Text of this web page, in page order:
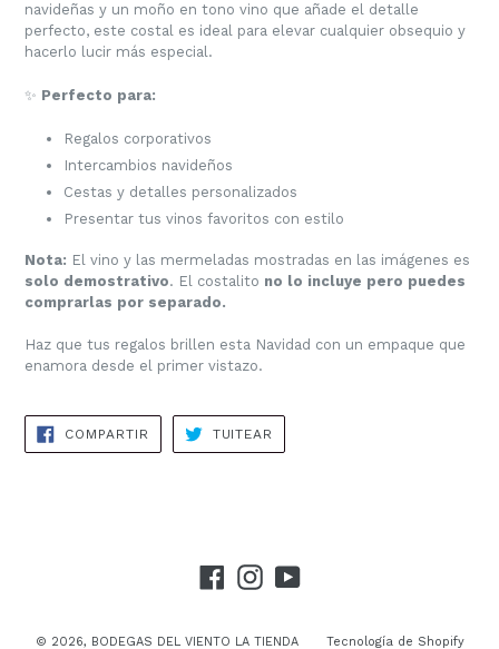
navideñas y un moño en tono vino que añade el detalle
perfecto, este costal es ideal para elevar cualquier obsequio y
hacerlo lucir más especial.
✨ Perfecto para:
Regalos corporativos
Intercambios navideños
Cestas y detalles personalizados
Presentar tus vinos favoritos con estilo
Nota: El vino y las mermeladas mostradas en las imágenes es
solo demostrativo. El costalito no lo incluye pero puedes
comprarlas por separado.
Haz que tus regalos brillen esta Navidad con un empaque que
enamora desde el primer vistazo.
COMPARTIR COMPARTIR
FACEBOOK
TUITEAR
TWITTER
FacebookInstagramYouTube
© 2026, BODEGAS DEL VIENTO LA TIENDA Tecnología de Shopify